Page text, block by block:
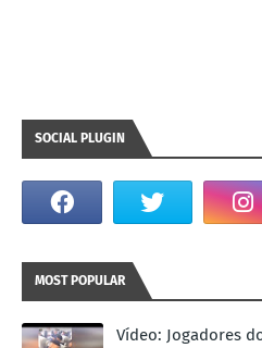
SOCIAL PLUGIN
MOST POPULAR
Vídeo: Jogadores